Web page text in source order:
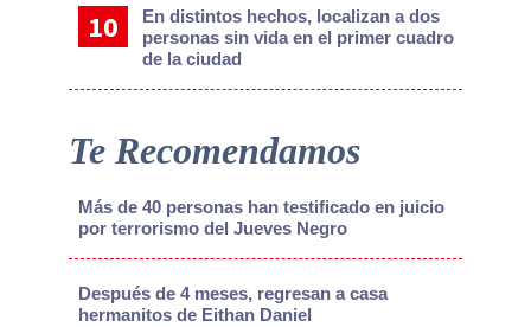
En distintos hechos, localizan a dos
personas sin vida en el primer cuadro
de la ciudad
Te Recomendamos
Más de 40 personas han testificado en juicio
por terrorismo del Jueves Negro
Después de 4 meses, regresan a casa
hermanitos de Eithan Daniel